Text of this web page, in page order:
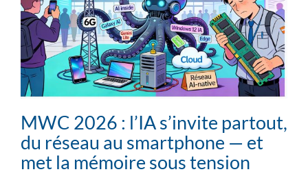
MWC 2026 : l’IA s’invite partout,
du réseau au smartphone — et
met la mémoire sous tension